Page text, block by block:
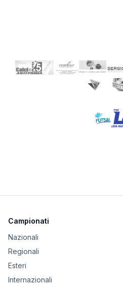
Campionati
Nazionali
Regionali
Esteri
Internazionali